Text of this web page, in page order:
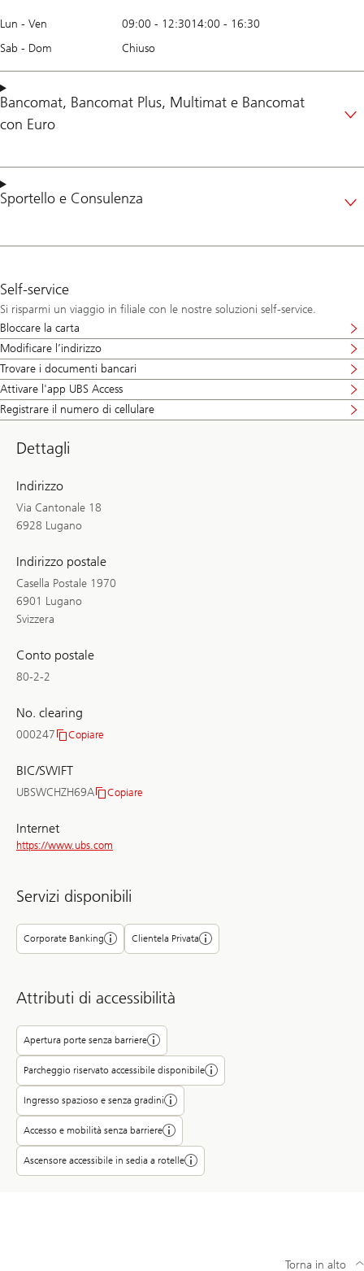
Lun - Ven 09:00 - 12:3014:00 - 16:30
Sab - Dom
Chiuso
Bancomat, Bancomat Plus, Multimat e Bancomat
con Euro
Sportello e Consulenza
Self-service
Si risparmi un viaggio in filiale con le nostre soluzioni self-service.
Bloccare la carta
Modificare l’indirizzo
Trovare i documenti bancari
Attivare l'app UBS Access
Registrare il numero di cellulare
Dettagli
Indirizzo
Via Cantonale 18
6928 Lugano
Indirizzo postale
Casella Postale 1970
6901 Lugano
Svizzera
Conto postale
80-2-2
No. clearing
000247
Copiare
BIC/SWIFT
UBSWCHZH69A
Copiare
Internet
https://www.ubs.com
Servizi disponibili
Corporate Banking Clientela Privata
Attributi di accessibilità
Apertura porte senza barriere
Parcheggio riservato accessibile disponibile
Ingresso spazioso e senza gradini
Accesso e mobilità senza barriere
Ascensore accessibile in sedia a rotelle
Torna in alto